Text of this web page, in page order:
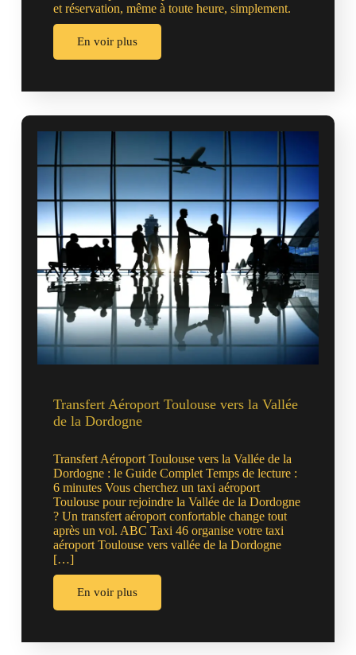
et réservation, même à toute heure, simplement.
En voir plus
Transfert Aéroport Toulouse vers la Vallée
de la Dordogne
Transfert Aéroport Toulouse vers la Vallée de la
Dordogne : le Guide Complet Temps de lecture :
6 minutes Vous cherchez un taxi aéroport
Toulouse pour rejoindre la Vallée de la Dordogne
? Un transfert aéroport confortable change tout
après un vol. ABC Taxi 46 organise votre taxi
aéroport Toulouse vers vallée de la Dordogne
[…]
En voir plus